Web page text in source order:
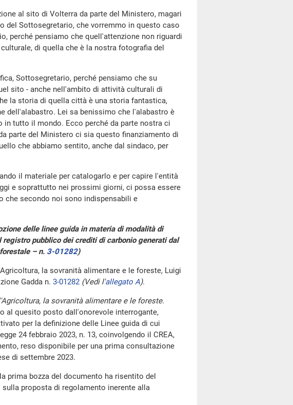
al sito di Volterra da parte del Ministero, magari
del Sottosegretario, che vorremmo in questo caso
perché pensiamo che quell'attenzione non riguardi
di quella che è la nostra fotografia del
Sottosegretario, perché pensiamo che su
sito - anche nell'ambito di attività culturali di
la storia di quella città è una storia fantastica,
dell'alabastro. Lei sa benissimo che l'alabastro è
in tutto il mondo. Ecco perché da parte nostra ci
parte del Ministero ci sia questo finanziamento di
che abbiamo sentito, anche dal sindaco, per
il materiale per catalogarlo e per capire l'entità
e soprattutto nei prossimi giorni, ci possa essere
che secondo noi sono indispensabili e
delle linee guida in materia di modalità di
pubblico dei crediti di carbonio generati dal
– n. 3-01282)
la sovranità alimentare e le foreste, Luigi
Gadda n. 3-01282 (Vedi l'allegato A).
la sovranità alimentare e le foreste.
al quesito posto dall'onorevole interrogante,
per la definizione delle Linee guida di cui
24 febbraio 2023, n. 13, coinvolgendo il CREA,
reso disponibile per una prima consultazione
di settembre 2023.
prima bozza del documento ha risentito del
proposta di regolamento inerente alla